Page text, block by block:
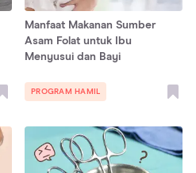
Manfaat Makanan Sumber
Asam Folat untuk Ibu
Menyusui dan Bayi
PROGRAM HAMIL